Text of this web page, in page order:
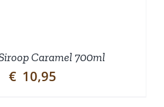
Caramel 700ml
€ 10,95